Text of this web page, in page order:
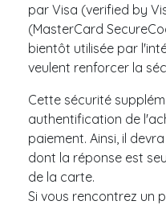
par Visa (verified by
(MasterCard
bientôt utilisée par
veulent renforcer la
Cette sécurité
authentification de
paiement. Ainsi, il
dont la réponse est
de la carte.
Si vous rencontrez un